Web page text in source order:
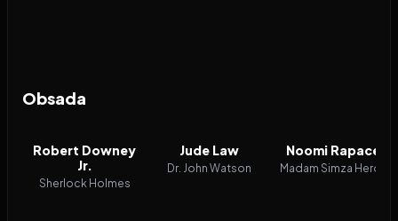
Obsada
Robert Downey
Jr.
Sherlock Holmes
Jude Law
Dr. John Watson
Noomi Rapace
Madam Simza Heron